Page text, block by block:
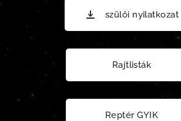
szülői nyilatkozat
Rajtlisták
Reptér GYIK